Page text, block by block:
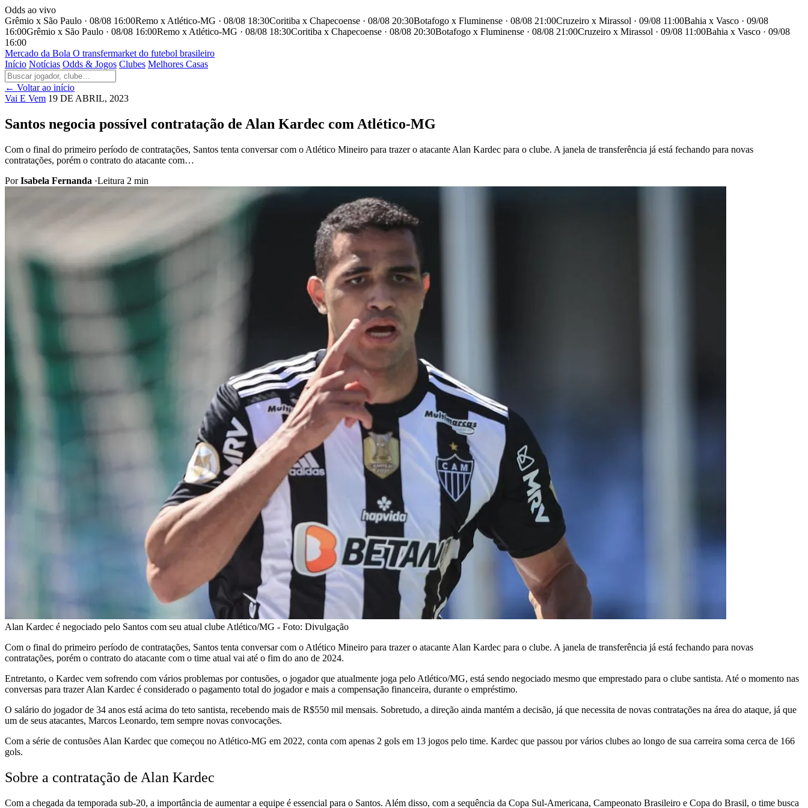
Odds ao vivo
Grêmio x São Paulo · 08/08 16:00Remo x Atlético-MG · 08/08 18:30Coritiba x Chapecoense · 08/08 20:30Botafogo x Fluminense · 08/08 21:00Cruzeiro x Mirassol · 09/08 11:00Bahia x Vasco · 09/08
16:00Grêmio x São Paulo · 08/08 16:00Remo x Atlético-MG · 08/08 18:30Coritiba x Chapecoense · 08/08 20:30Botafogo x Fluminense · 08/08 21:00Cruzeiro x Mirassol · 09/08 11:00Bahia x Vasco · 09/08
16:00
Mercado da Bola O transfermarket do futebol brasileiro
Início Notícias Odds & Jogos Clubes Melhores Casas
← Voltar ao início
Vai E Vem 19 DE ABRIL, 2023
Santos negocia possível contratação de Alan Kardec com Atlético-MG
Com o final do primeiro período de contratações, Santos tenta conversar com o Atlético Mineiro para trazer o atacante Alan Kardec para o clube. A janela de transferência já está fechando para novas
contratações, porém o contrato do atacante com…
PorIsabela Fernanda ·Leitura 2 min
Alan Kardec é negociado pelo Santos com seu atual clube Atlético/MG - Foto: Divulgação
Com o final do primeiro período de contratações, Santos tenta conversar com o Atlético Mineiro para trazer o atacante Alan Kardec para o clube. A janela de transferência já está fechando para novas
contratações, porém o contrato do atacante com o time atual vai até o fim do ano de 2024.
Entretanto, o Kardec vem sofrendo com vários problemas por contusões, o jogador que atualmente joga pelo Atlético/MG, está sendo negociado mesmo que emprestado para o clube santista. Até o momento nas
conversas para trazer Alan Kardec é considerado o pagamento total do jogador e mais a compensação financeira, durante o empréstimo.
O salário do jogador de 34 anos está acima do teto santista, recebendo mais de R$550 mil mensais. Sobretudo, a direção ainda mantém a decisão, já que necessita de novas contratações na área do ataque, já que
um de seus atacantes, Marcos Leonardo, tem sempre novas convocações.
Com a série de contusões Alan Kardec que começou no Atlético-MG em 2022, conta com apenas 2 gols em 13 jogos pelo time. Kardec que passou por vários clubes ao longo de sua carreira soma cerca de 166
gols.
Sobre a contratação de Alan Kardec
Com a chegada da temporada sub-20, a importância de aumentar a equipe é essencial para o Santos. Além disso, com a sequência da Copa Sul-Americana, Campeonato Brasileiro e Copa do Brasil, o time busca